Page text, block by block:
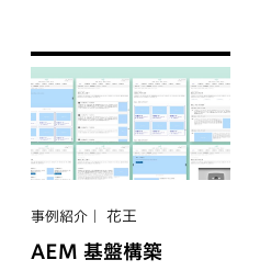
事例紹介 花王
AEM 基盤構築